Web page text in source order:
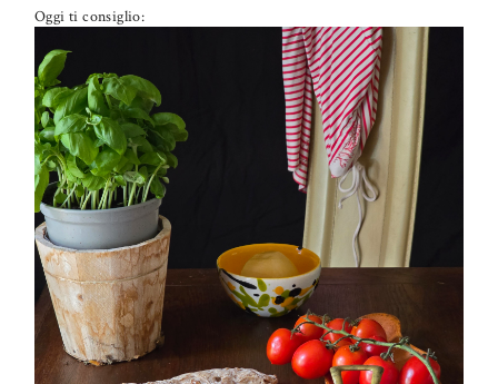
Oggi ti consiglio:
PETTI DI POLLO ALLA PIZZAIOLA